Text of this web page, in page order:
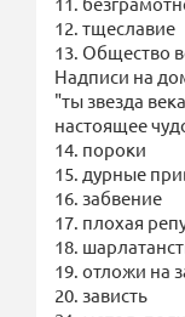
12. тщеславие
13. Общество
Надписи на
"ты звезда
настоящее
14. пороки
15. дурные
16. забвение
17. плохая
18.
19. отложи на
20. зависть